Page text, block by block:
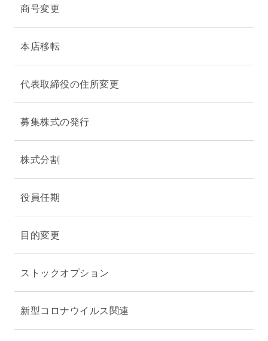
商号変更
本店移転
代表取締役の住所変更
募集株式の発行
株式分割
役員任期
目的変更
ストックオプション
新型コロナウイルス関連